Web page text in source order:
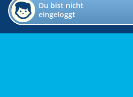
Du bist nicht
eingeloggt